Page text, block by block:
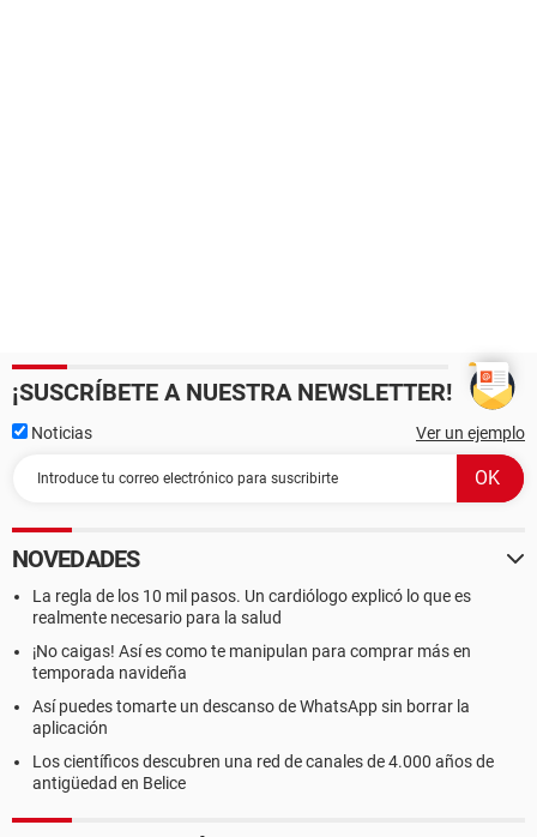
¡SUSCRÍBETE A NUESTRA NEWSLETTER!
Noticias Ver un ejemplo
NOVEDADES
La regla de los 10 mil pasos. Un cardiólogo explicó lo que es
realmente necesario para la salud
¡No caigas! Así es como te manipulan para comprar más en
temporada navideña
Así puedes tomarte un descanso de WhatsApp sin borrar la
aplicación
Los científicos descubren una red de canales de 4.000 años de
antigüedad en Belice